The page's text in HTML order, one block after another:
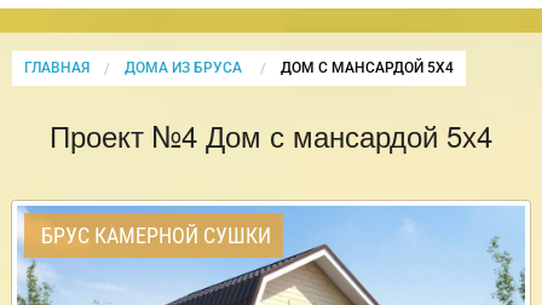
ГЛАВНАЯ ДОМА ИЗ БРУСА CURRENT:
ДОМ С МАНСАРДОЙ 5Х4
Проект №4 Дом с мансардой 5х4
БРУС КАМЕРНОЙ СУШКИ